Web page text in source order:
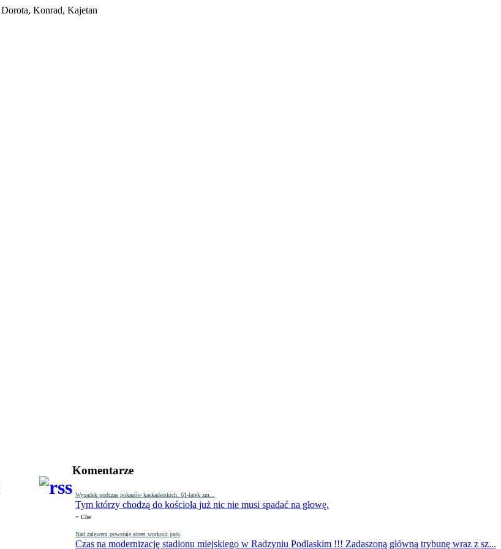
Dorota, Konrad, Kajetan
Komentarze
Wypadek podczas pokazów kaskaderskich. 61-latek zm...
Tym którzy chodzą do kościoła już nic nie musi spadać na głowę.
- Che
Nad zalewem powstaje street workout park
Czas na modernizację stadionu miejskiego w Radzyniu Podlaskim !!! Zadaszoną główną trybunę wraz z sz...